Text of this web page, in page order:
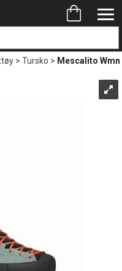
>Tursko> Mescalito Wmn